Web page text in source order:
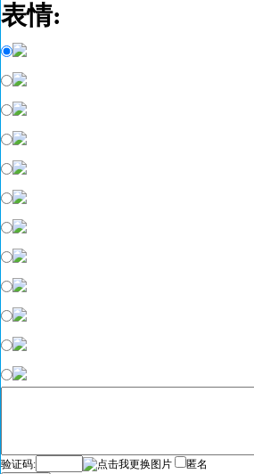
表情:
验证码: 匿名